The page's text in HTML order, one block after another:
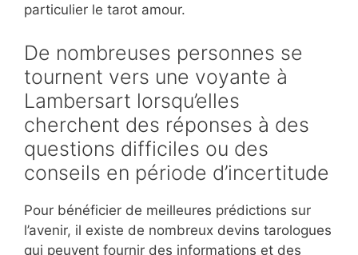
particulier le tarot amour.
De nombreuses personnes se
tournent vers une voyante à
Lambersart lorsqu’elles
cherchent des réponses à des
questions difficiles ou des
conseils en période d’incertitude
Pour bénéficier de meilleures prédictions sur
l’avenir, il existe de nombreux devins tarologues
qui peuvent fournir des informations et des